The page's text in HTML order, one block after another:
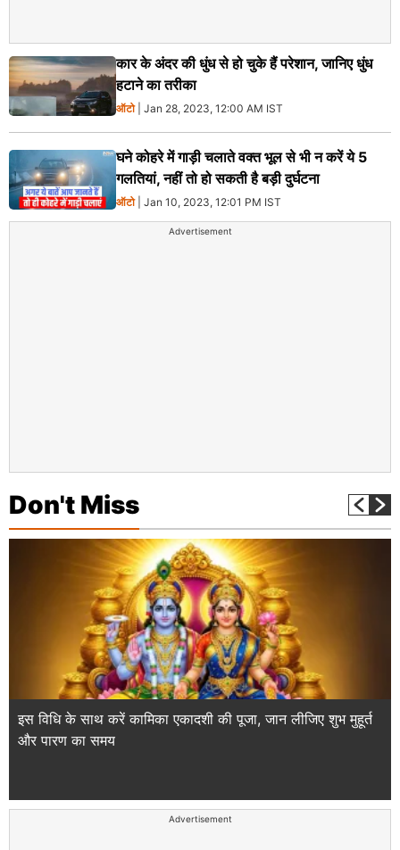
कार के अंदर की धुंध से हो चुके हैं परेशान, जानिए धुंध
हटाने का तरीका
ऑटो| Jan 28, 2023, 12:00 AM IST
घने कोहरे में गाड़ी चलाते वक्त भूल से भी न करें ये 5
गलतियां, नहीं तो हो सकती है बड़ी दुर्घटना
ऑटो| Jan 10, 2023, 12:01 PM IST
Advertisement
Don't Miss
इस विधि के साथ करें कामिका एकादशी की पूजा, जान लीजिए शुभ मुहूर्त
और पारण का समय
Advertisement